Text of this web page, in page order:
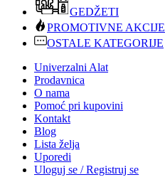
GEDŽETI
PROMOTIVNE AKCIJE
OSTALE KATEGORIJE
Univerzalni Alat
Prodavnica
O nama
Pomoć pri kupovini
Kontakt
Blog
Lista želja
Uporedi
Uloguj se / Registruj se